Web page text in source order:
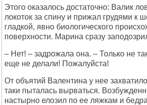
Этого оказалось достаточно: Валик
локоток за спину и прижал грудями к
гладкой, явно биологического
поверхности. Марина сразу
– Нет! – задрожала она. – Только не
еще не делали! Пожалуйста!
От объятий Валентина у нее
таки пыталась вырваться.
настырно елозил по ее ляжкам и